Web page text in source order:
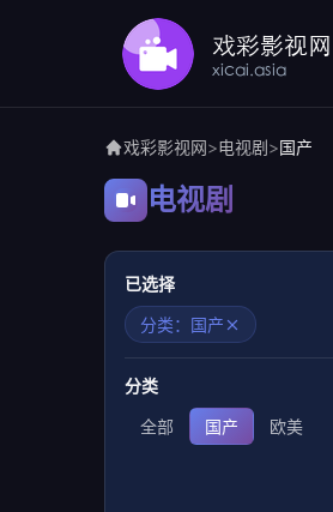
戏彩影视网>电视剧>国产
电视剧
已选择
分类：国产
分类
全部
国产 欧美